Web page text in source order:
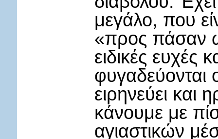
μεγάλο, που
«προς πάσαν
ειδικές ευχές
φυγαδεύονται
ειρηνεύει και
κάνουμε με
αγιαστικών